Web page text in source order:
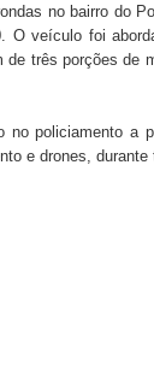
e prática
e afirma que
no bairro do
O veículo foi
três porções de
policiamento a
e drones, durante